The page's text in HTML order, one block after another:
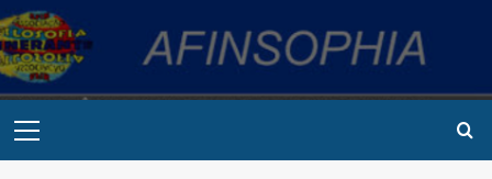
Avançar
para
o
conteúdo
Menu